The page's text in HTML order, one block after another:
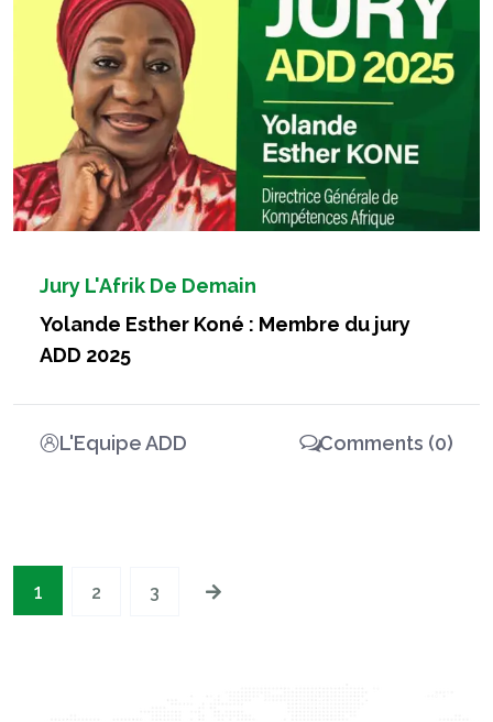
Jury L'Afrik De Demain
Yolande Esther Koné : Membre du jury
ADD 2025
L'Equipe ADD Comments (0)
1 2 3